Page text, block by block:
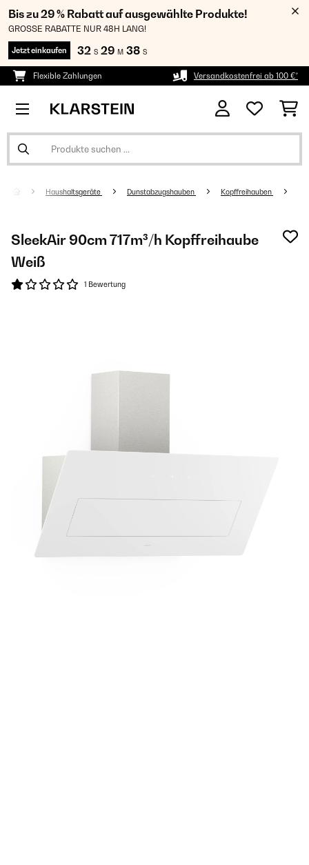
Bis zu 29 % Rabatt auf ausgewählte Produkte!
GROSSE RABATTE NUR 48H LANG!
Jetzt einkaufen 32 S 29 M 37 S
Flexible Zahlungen Versandkostenfrei ab 100 €*
Haushaltsgeräte Dunstabzugshauben Kopffreihauben
SleekAir 90cm 717m³/h Kopffreihaube
Weiß
1 Bewertung